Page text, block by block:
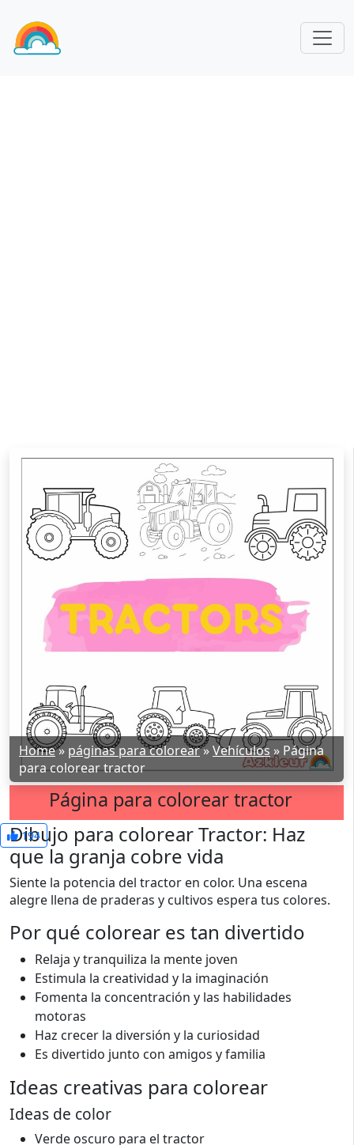
Home» páginas para colorear»Vehículos » Página
para colorear tractor
Página para colorear tractor
194
Dibujo para colorear Tractor: Haz
que la granja cobre vida
Siente la potencia del tractor en color. Una escena
alegre llena de praderas y cultivos espera tus colores.
Por qué colorear es tan divertido
Relaja y tranquiliza la mente joven
Estimula la creatividad y la imaginación
Fomenta la concentración y las habilidades
motoras
Haz crecer la diversión y la curiosidad
Es divertido junto con amigos y familia
Ideas creativas para colorear
Ideas de color
Verde oscuro para el tractor